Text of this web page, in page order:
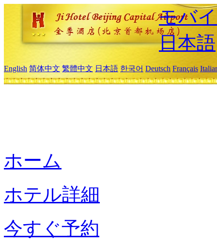
モバ
日本語
English 简体中文 繁體中文 日本語 한국어 Deutsch Français
ホーム
ホテル詳細
今すぐ予約